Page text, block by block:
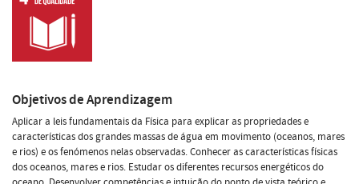
Objetivos de Aprendizagem
Aplicar a leis fundamentais da Física para explicar as propriedades e
características dos grandes massas de água em movimento (oceanos, mares
e rios) e os fenómenos nelas observadas. Conhecer as características físicas
dos oceanos, mares e rios. Estudar os diferentes recursos energéticos do